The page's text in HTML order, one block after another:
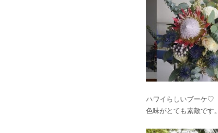
ハワイらしいブーケ♡
色味がとても素敵です